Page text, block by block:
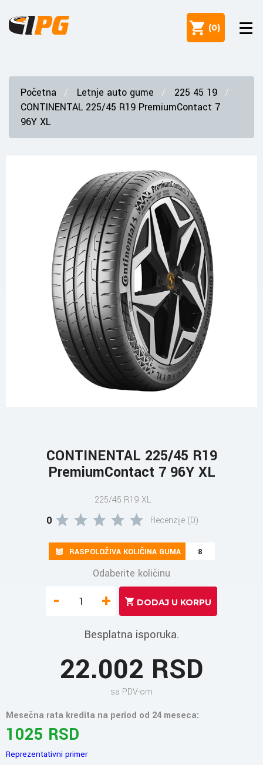
(0)
Početna Letnje auto gume
225 45 19
CONTINENTAL 225/45 R19 PremiumContact 7
96Y XL
CONTINENTAL 225/45 R19
PremiumContact 7 96Y XL
225/45 R19 XL
0 Recenzije (0)
RASPOLOŽIVA KOLIČINA GUMA 8
Odaberite količinu
- +
Besplatna isporuka.
22.002 RSD
sa PDV-om
Mesečna rata kredita na period od 24 meseca:
1025 RSD
Reprezentativni primer